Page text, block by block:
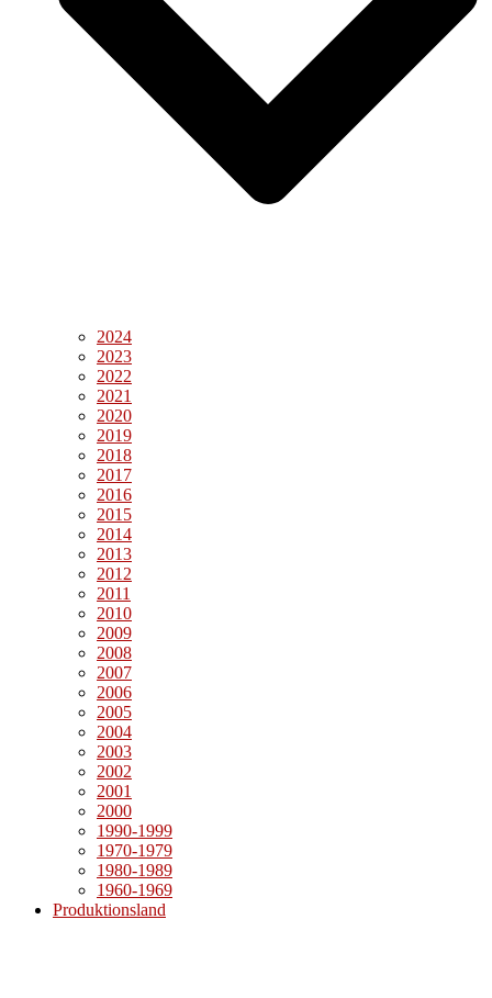
2024
2023
2022
2021
2020
2019
2018
2017
2016
2015
2014
2013
2012
2011
2010
2009
2008
2007
2006
2005
2004
2003
2002
2001
2000
1990-1999
1970-1979
1980-1989
1960-1969
Produktionsland